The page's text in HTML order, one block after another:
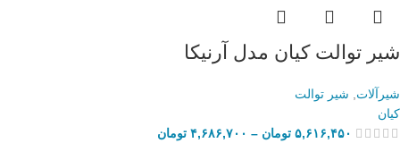
شیر توالت کیان مدل آرنیکا
شیرآلات
شیر توالت
کیان
۵,۶۱۶,۴۵۰ تومان – ۴,۶۸۶,۷۰۰ تومان